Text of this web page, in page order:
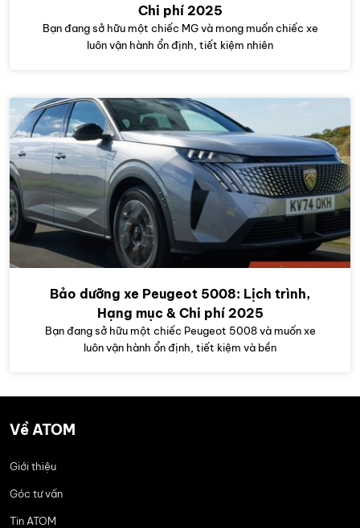
Chi phí 2025
Bạn đang sở hữu một chiếc MG và mong muốn chiếc xe
luôn vận hành ổn định, tiết kiệm nhiên
Bảo dưỡng xe Peugeot 5008: Lịch trình,
Hạng mục & Chi phí 2025
Bạn đang sở hữu một chiếc Peugeot 5008 và muốn xe
luôn vận hành ổn định, tiết kiệm và bền
Về ATOM
Giới thiệu
Góc tư vấn
Tin ATOM